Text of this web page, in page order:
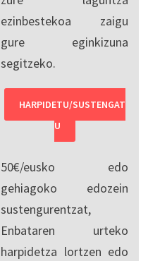
ezinbestekoa zaigu
gure eginkizuna
segitzeko.
HARPIDETU/SUSTENGAT
U
50€/eusko edo
gehiagoko edozein
sustengurentzat,
Enbataren urteko
harpidetza lortzen edo